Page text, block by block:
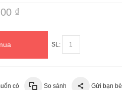
₫
SL:
có So sánh Gửi bạn bè